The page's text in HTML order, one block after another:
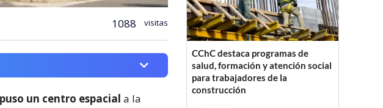
1088 visitas
un centro espacial a la
CChC destaca programas de
salud, formación y atención social
para trabajadores de la
construcción